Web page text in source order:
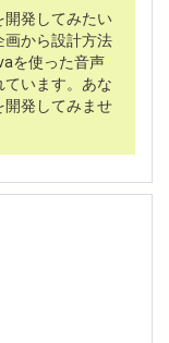
開発してみたい
画から設計方法
を使った音声
います。あな
開発してみませ